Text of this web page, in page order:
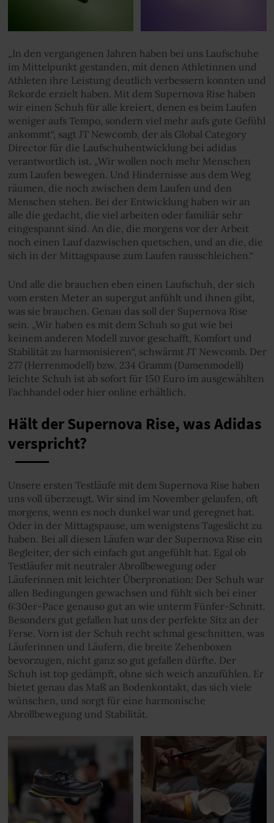
„In den vergangenen Jahren haben bei uns Laufschuhe
im Mittelpunkt gestanden, mit denen Athletinnen und
Athleten ihre Leistung deutlich verbessern konnten und
Rekorde erzielt haben. Mit dem Supernova Rise haben
wir einen Schuh für alle kreiert, denen es beim Laufen
weniger aufs Tempo, sondern viel mehr aufs gute Gefühl
ankommt“, sagt JT Newcomb, der als Global Category
Director für die Laufschuhentwicklung bei adidas
verantwortlich ist. „Wir wollen noch mehr Menschen
zum Laufen bewegen. Und Hindernisse aus dem Weg
räumen, die noch zwischen dem Laufen und den
Menschen stehen. Bei der Entwicklung haben wir an
alle die gedacht, die viel arbeiten oder familiär sehr
eingespannt sind. An die, die morgens vor der Arbeit
noch einen Lauf dazwischen quetschen, und an die, die
sich in der Mittagspause zum Laufen rausschleichen.“
Und alle die brauchen eben einen Laufschuh, der sich
vom ersten Meter an supergut anfühlt und ihnen gibt,
was sie brauchen. Genau das soll der Supernova Rise
sein. „Wir haben es mit dem Schuh so gut wie bei
keinem anderen Modell zuvor geschafft, Komfort und
Stabilität zu harmonisieren“, schwärmt JT Newcomb. Der
277 (Herrenmodell) bzw. 234 Gramm (Damenmodell)
leichte Schuh ist ab sofort für 150 Euro im ausgewählten
Fachhandel oder hier online erhältlich.
Hält der Supernova Rise, was Adidas
verspricht?
Unsere ersten Testläufe mit dem Supernova Rise haben
uns voll überzeugt. Wir sind im November gelaufen, oft
morgens, wenn es noch dunkel war und geregnet hat.
Oder in der Mittagspause, um wenigstens Tageslicht zu
haben. Bei all diesen Läufen war der Supernova Rise ein
Begleiter, der sich einfach gut angefühlt hat. Egal ob
Testläufer mit neutraler Abrollbewegung oder
Läuferinnen mit leichter Überpronation: Der Schuh war
allen Bedingungen gewachsen und fühlt sich bei einer
6:30er-Pace genauso gut an wie unterm Fünfer-Schnitt.
Besonders gut gefallen hat uns der perfekte Sitz an der
Ferse. Vorn ist der Schuh recht schmal geschnitten, was
Läuferinnen und Läufern, die breite Zehenboxen
bevorzugen, nicht ganz so gut gefallen dürfte. Der
Schuh ist top gedämpft, ohne sich weich anzufühlen. Er
bietet genau das Maß an Bodenkontakt, das sich viele
wünschen, und sorgt für eine harmonische
Abrollbewegung und Stabilität.